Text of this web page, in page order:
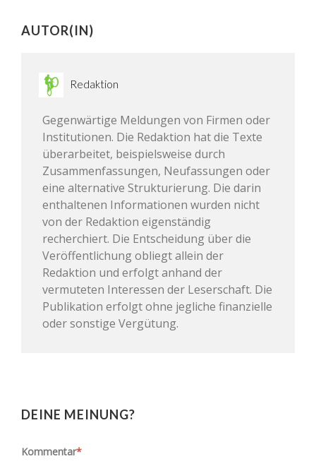
AUTOR(IN)
Redaktion
Gegenwärtige Meldungen von Firmen oder
Institutionen. Die Redaktion hat die Texte
überarbeitet, beispielsweise durch
Zusammenfassungen, Neufassungen oder
eine alternative Strukturierung. Die darin
enthaltenen Informationen wurden nicht
von der Redaktion eigenständig
recherchiert. Die Entscheidung über die
Veröffentlichung obliegt allein der
Redaktion und erfolgt anhand der
vermuteten Interessen der Leserschaft. Die
Publikation erfolgt ohne jegliche finanzielle
oder sonstige Vergütung.
DEINE MEINUNG?
Kommentar*